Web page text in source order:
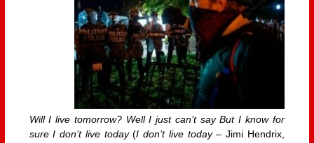
Will I live tomorrow? Well I just can’t say But I know for
sure I don’t live today(I don’t live today– Jimi Hendrix,